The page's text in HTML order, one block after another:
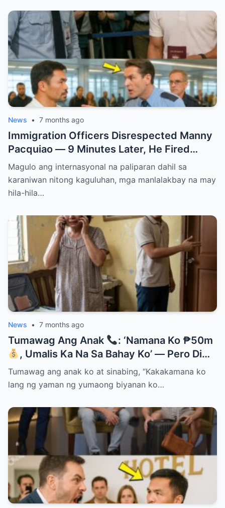
News • 7 months ago
Immigration Officers Disrespected Manny
Pacquiao — 9 Minutes Later, He Fired
Them Instantly..
Magulo ang internasyonal na paliparan dahil sa
karaniwan nitong kaguluhan, mga manlalakbay na may
hila-hila…
News • 7 months ago
Tumawag Ang Anak
: ‘Namana Ko ₱50m
, Umalis Ka Na Sa Bahay Ko’ — Pero Di
Niya Alam Na…
Tumawag ang anak ko at sinabing, “Kakakamana ko
lang ng yaman ng yumaong biyanan ko…